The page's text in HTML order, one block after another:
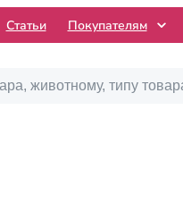
Статьи Покупателям